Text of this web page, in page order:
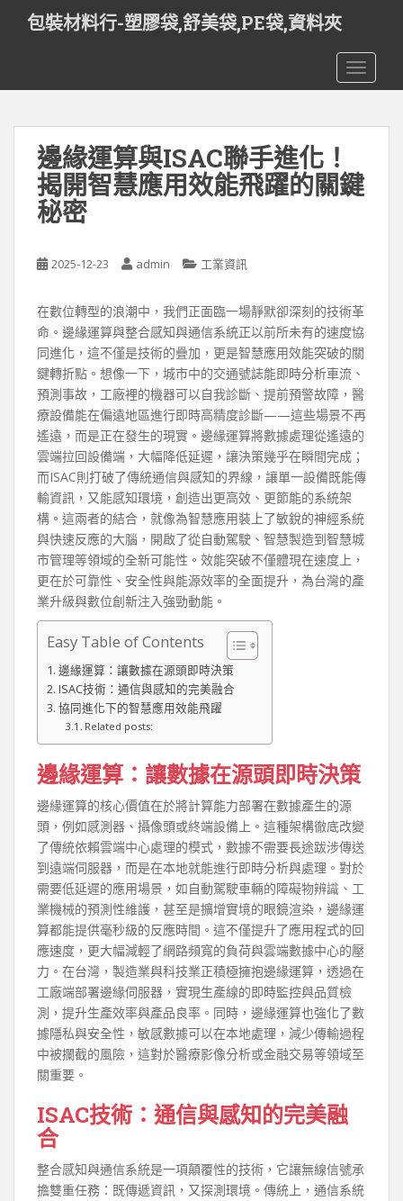
t
包裝材料行-塑膠袋,舒美袋,PE袋,資料夾
邊緣運算與ISAC聯手進化！
揭開智慧應用效能飛躍的關鍵
秘密
2025-12-23 admin 工業資訊
在數位轉型的浪潮中，我們正面臨一場靜默卻深刻的技術革
命。邊緣運算與整合感知與通信系統正以前所未有的速度協
同進化，這不僅是技術的疊加，更是智慧應用效能突破的關
鍵轉折點。想像一下，城市中的交通號誌能即時分析車流、
預測事故，工廠裡的機器可以自我診斷、提前預警故障，醫
療設備能在偏遠地區進行即時高精度診斷——這些場景不再
遙遠，而是正在發生的現實。邊緣運算將數據處理從遙遠的
雲端拉回設備端，大幅降低延遲，讓決策幾乎在瞬間完成；
而ISAC則打破了傳統通信與感知的界線，讓單一設備既能傳
輸資訊，又能感知環境，創造出更高效、更節能的系統架
構。這兩者的結合，就像為智慧應用裝上了敏銳的神經系統
與快速反應的大腦，開啟了從自動駕駛、智慧製造到智慧城
市管理等領域的全新可能性。效能突破不僅體現在速度上，
更在於可靠性、安全性與能源效率的全面提升，為台灣的產
業升級與數位創新注入強勁動能。
Easy Table of Contents
邊緣運算：讓數據在源頭即時決策
ISAC技術：通信與感知的完美融合
協同進化下的智慧應用效能飛躍
Related posts:
邊緣運算：讓數據在源頭即時決策
邊緣運算的核心價值在於將計算能力部署在數據產生的源
頭，例如感測器、攝像頭或終端設備上。這種架構徹底改變
了傳統依賴雲端中心處理的模式，數據不需要長途跋涉傳送
到遠端伺服器，而是在本地就能進行即時分析與處理。對於
需要低延遲的應用場景，如自動駕駛車輛的障礙物辨識、工
業機械的預測性維護，甚至是擴增實境的眼鏡渲染，邊緣運
算都能提供毫秒級的反應時間。這不僅提升了應用程式的回
應速度，更大幅減輕了網路頻寬的負荷與雲端數據中心的壓
力。在台灣，製造業與科技業正積極擁抱邊緣運算，透過在
工廠端部署邊緣伺服器，實現生產線的即時監控與品質檢
測，提升生產效率與產品良率。同時，邊緣運算也強化了數
據隱私與安全性，敏感數據可以在本地處理，減少傳輸過程
中被攔截的風險，這對於醫療影像分析或金融交易等領域至
關重要。
ISAC技術：通信與感知的完美融
合
整合感知與通信系統是一項顛覆性的技術，它讓無線信號承
擔雙重任務：既傳遞資訊，又探測環境。傳統上，通信系統